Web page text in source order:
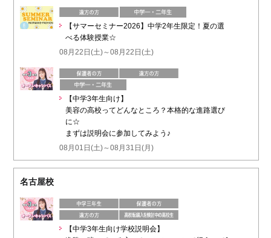
【サマーセミナー2026】中学2年生限定！夏の選
べる体験授業☆
08月22日(土)～08月22日(土)
【中学3年生向け】
美容の高校ってどんなところ？本格的な進路選び
に☆
まずは説明会に参加してみよう♪
08月01日(土)～08月31日(月)
名古屋校
【中学3年生向け学校説明会】